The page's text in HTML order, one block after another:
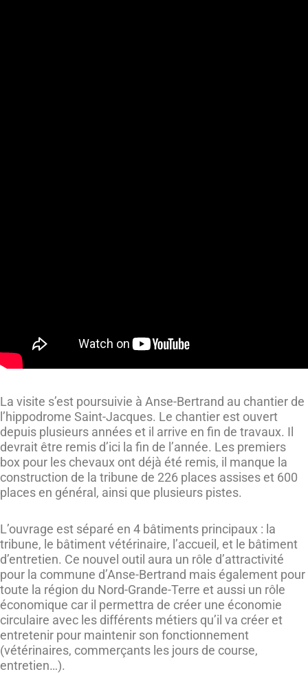
La visite s’est poursuivie à Anse-Bertrand au chantier de
l’hippodrome Saint-Jacques. Le chantier est ouvert
depuis plusieurs années et il arrive en fin de travaux. Il
devrait être remis d’ici la fin de l’année. Les premiers
box pour les chevaux ont déjà été remis, il manque la
construction de la tribune de 226 places assises et 600
places en général, ainsi que plusieurs pistes.
L’ouvrage est séparé en 4 bâtiments principaux : la
tribune, le bâtiment vétérinaire, l’accueil, et le bâtiment
d’entretien. Ce nouvel outil aura un rôle d’attractivité
pour la commune d’Anse-Bertrand mais également pour
toute la région du Nord-Grande-Terre et aussi un rôle
économique car il permettra de créer une économie
circulaire avec les différents métiers qu’il va créer et
entretenir pour maintenir son fonctionnement
(vétérinaires, commerçants les jours de course,
entretien…).